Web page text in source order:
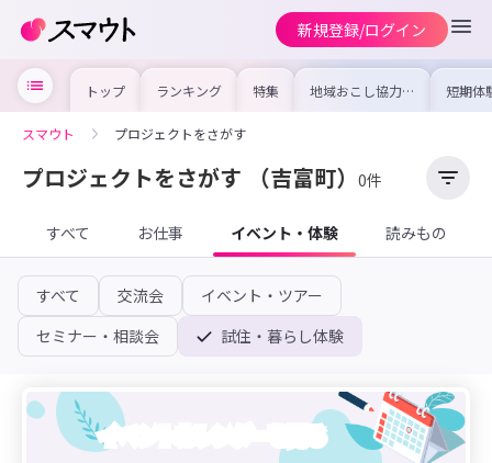
新規登録/ログイン
トップ ランキング 特集 地域おこし協力隊
の求人やイベント
を集めました！仕
けよう
短期体
り〜数
域を知
スマウト プロジェクトをさがす
プロジェクトをさがす （吉富町） 0件
すべて お仕事 イベント・体験 読みもの
すべて 交流会
イベント・ツアー
セミナー・相談会
試住・暮らし体験
イベントカレンダーを見る